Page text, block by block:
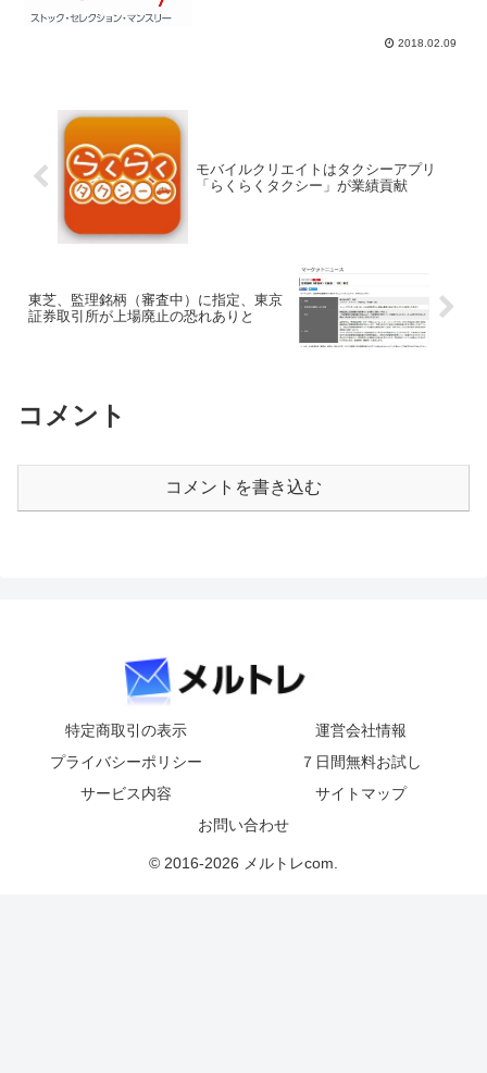
2018.02.09
モバイルクリエイトはタクシーアプリ
「らくらくタクシー」が業績貢献
東芝、監理銘柄（審査中）に指定、東京
証券取引所が上場廃止の恐れありと
コメント
コメントを書き込む
特定商取引の表示
運営会社情報
プライバシーポリシー
７日間無料お試し
サービス内容
サイトマップ
お問い合わせ
© 2016-2026 メルトレcom.